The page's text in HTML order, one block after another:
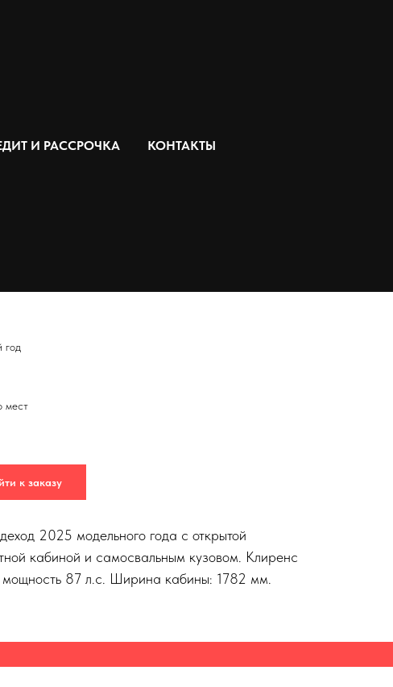
И РАССРОЧКА КОНТАКТЫ
р.
год
мест
к заказу
2025 модельного года с открытой
кабиной и самосвальным кузовом. Клиренс
87 л.с. Ширина кабины: 1782 мм.